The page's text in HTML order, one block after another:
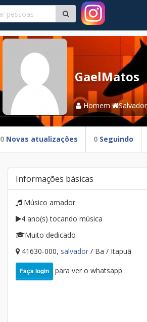
GaelMatos
Homem
0 Novas atualizações 0 Seguindo
Informações básicas
Músico amador
4 ano(s) tocando música
Muito dedicado
41630-000, salvador / Ba / Itapuã
Faça login para ver o whatsapp